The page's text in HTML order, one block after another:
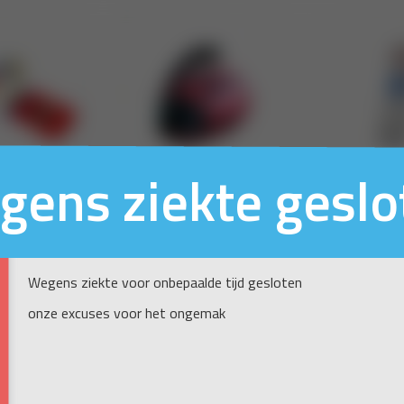
ziekte
Wegens ziekte voor onbepaalde tijd gesloten
onze excuses voor het ongemak